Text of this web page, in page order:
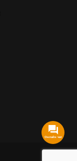
Онлайн чат